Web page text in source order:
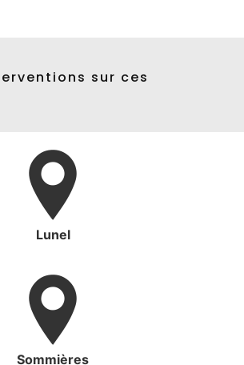
sur ces
Lunel
Sommières